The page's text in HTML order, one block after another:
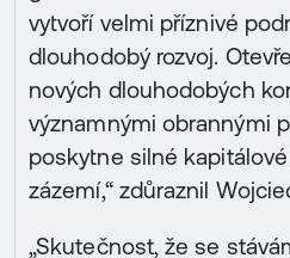
vytvoří velmi příznivé
dlouhodobý rozvoj.
nových dlouhodobých
významnými obrannými
poskytne silné
zázemí,“ zdůraznil
„Skutečnost, že se